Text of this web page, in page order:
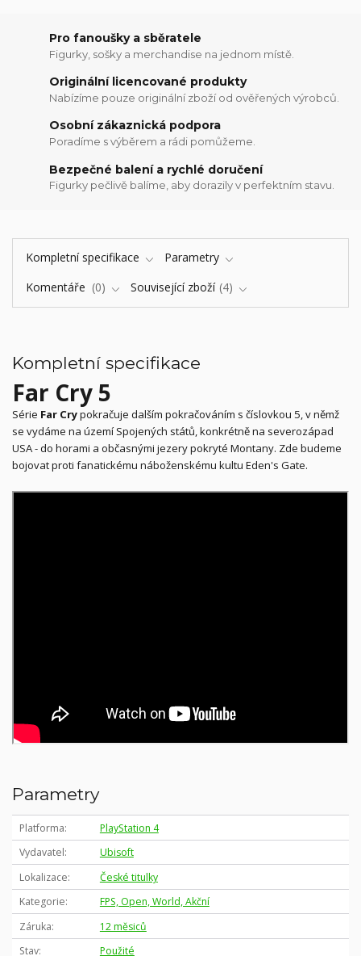
Pro fanoušky a sběratele
Figurky, sošky a merchandise na jednom místě.
Originální licencované produkty
Nabízíme pouze originální zboží od ověřených výrobců.
Osobní zákaznická podpora
Poradíme s výběrem a rádi pomůžeme.
Bezpečné balení a rychlé doručení
Figurky pečlivě balíme, aby dorazily v perfektním stavu.
Kompletní specifikace
Parametry
Komentáře
0 Související zboží 4
Kompletní specifikace
Far Cry 5
Série Far Crypokračuje dalším pokračováním s číslovkou 5, v němž
se vydáme na území Spojených států, konkrétně na severozápad
USA - do horami a občasnými jezery pokryté Montany. Zde budeme
bojovat proti fanatickému náboženskému kultu Eden's Gate.
Parametry
Platforma
PlayStation 4
Vydavatel
Ubisoft
Lokalizace
České titulky
Kategorie
FPS, Open, World, Akční
Záruka
12 měsiců
Stav
Použité